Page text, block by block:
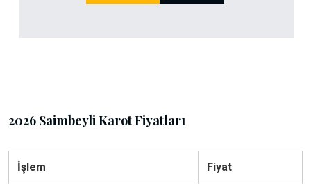
2026 Saimbeyli Karot Fiyatları
İşlem Fiyat